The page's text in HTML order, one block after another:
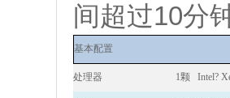
间超过10分
基本配置
处理器 1颗 Intel?